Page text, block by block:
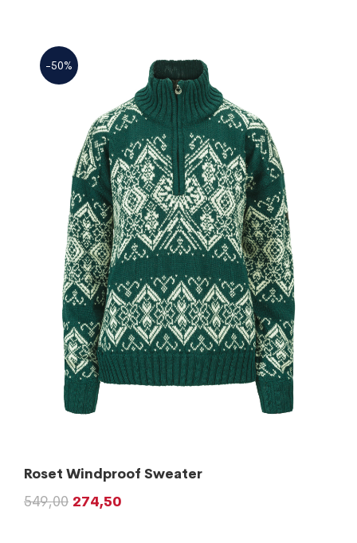
-50%
Roset Windproof Sweater
549,00 274,50